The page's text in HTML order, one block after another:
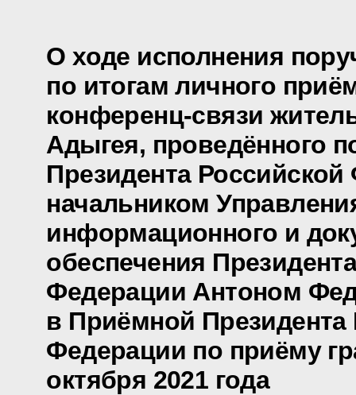
О ходе исполнения
по итогам личного
конференц-связи
Адыгея, проведённого
Президента
начальником
информационного и
обеспечения
Федерации Антоном
в Приёмной Президента
Федерации по приёму
октября 2021 года